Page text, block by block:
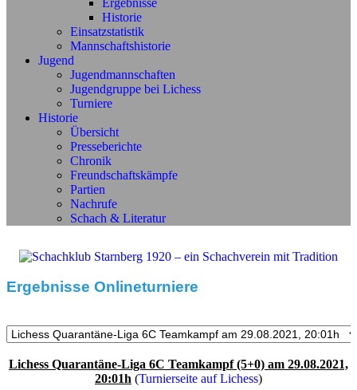
Historie
Einsatzstatistik
Mannschaftshistorie
Jugend
Jugendmannschaften
Jugendgruppe bei Lichess
Turniere
Historie
Übersicht
Presseberichte
Chronik
Freundschaftskämpfe
Partien
Nachrufe
Schach & Literatur
Ergebnisse Onlineturniere
Lichess Quarantäne-Liga 6C Teamkampf (5+0) am 29.08.2021,
20:01h (Turnierseite auf Lichess)